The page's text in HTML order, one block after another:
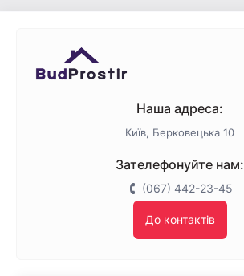
Наша адреса:
Київ, Берковецька 10
Зателефонуйте нам:
(067) 442-23-45
До контактів